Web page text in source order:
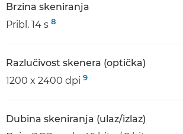
Brzina skeniranja
Pribl. 14 s 8
Razlučivost skenera (optička)
1200 x 2400 dpi 9
Dubina skeniranja (ulaz/izlaz)